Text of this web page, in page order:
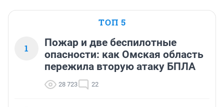
ТОП 5
1
Пожар и две беспилотные
опасности: как Омская область
пережила вторую атаку БПЛА
28 723 22